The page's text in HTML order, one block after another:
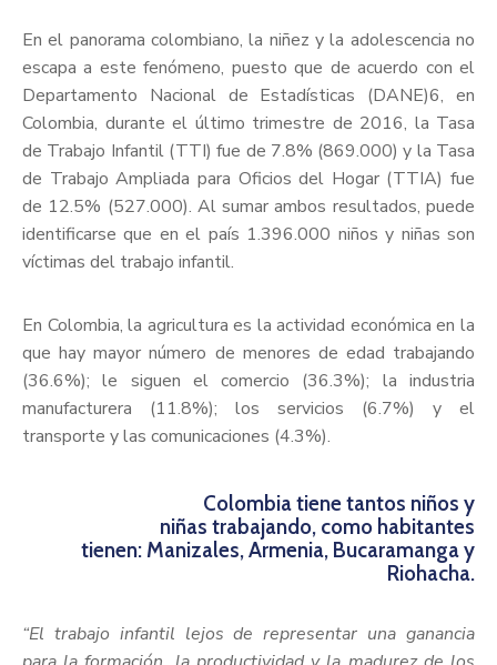
En el panorama colombiano, la niñez y la adolescencia no
escapa a este fenómeno, puesto que de acuerdo con el
Departamento Nacional de Estadísticas (DANE)6, en
Colombia, durante el último trimestre de 2016, la Tasa
de Trabajo Infantil (TTI) fue de 7.8% (869.000) y la Tasa
de Trabajo Ampliada para Oficios del Hogar (TTIA) fue
de 12.5% (527.000). Al sumar ambos resultados, puede
identificarse que en el país 1.396.000 niños y niñas son
víctimas del trabajo infantil.
En Colombia, la agricultura es la actividad económica en la
que hay mayor número de menores de edad trabajando
(36.6%); le siguen el comercio (36.3%); la industria
manufacturera (11.8%); los servicios (6.7%) y el
transporte y las comunicaciones (4.3%).
Colombia tiene tantos niños y
niñas trabajando, como habitantes
tienen: Manizales, Armenia, Bucaramanga y
Riohacha.
“El trabajo infantil lejos de representar una ganancia